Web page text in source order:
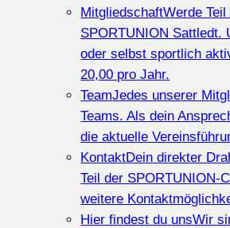
MitgliedschaftWerde Teil
SPORTUNION Sattledt.
oder selbst sportlich
20,00 pro Jahr.
TeamJedes unserer
Teams. Als dein
die aktuelle
KontaktDein direkter
Teil der SPORTUNION-
weitere
Hier findest du unsWir